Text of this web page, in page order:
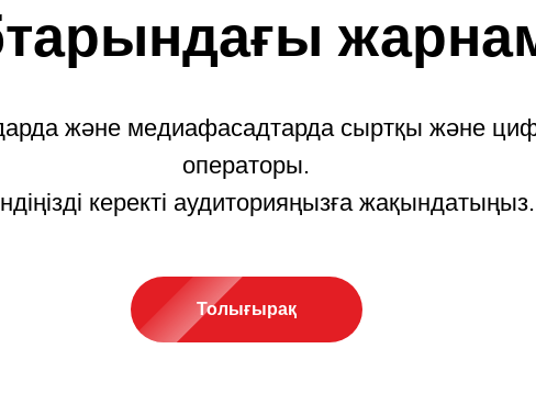
және медиафасадтарда сыртқы және
операторы.
керекті аудиторияңызға жақындатыңыз.
Толығырақ